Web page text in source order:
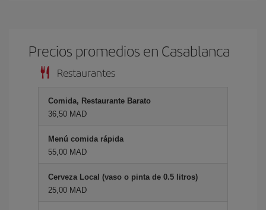
Precios promedios en Casablanca
Restaurantes
Comida, Restaurante Barato
36,50 MAD
Menú comida rápida
55,00 MAD
Cerveza Local (vaso o pinta de 0.5 litros)
25,00 MAD